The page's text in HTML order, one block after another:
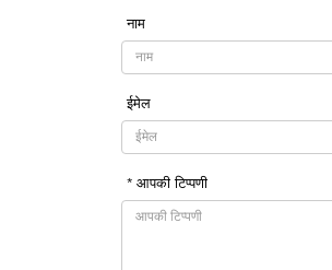
नाम
ईमेल
* आपकी टिप्पणी